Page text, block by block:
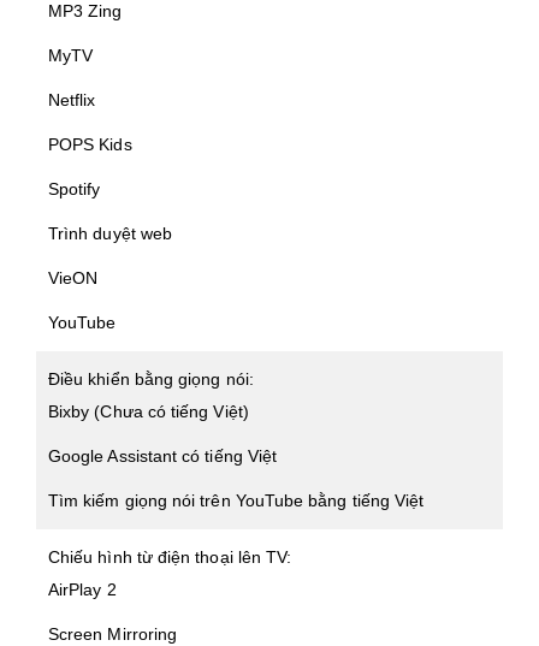
MP3 Zing
MyTV
Netflix
POPS Kids
Spotify
Trình duyệt web
VieON
YouTube
Điều khiển bằng giọng nói:
Bixby (Chưa có tiếng Việt)
Google Assistant có tiếng Việt
Tìm kiếm giọng nói trên YouTube bằng tiếng Việt
Chiếu hình từ điện thoại lên TV:
AirPlay 2
Screen Mirroring